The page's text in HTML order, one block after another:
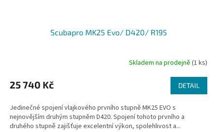
Scubapro MK25 Evo/ D420/ R195
Skladem na prodejně (1 ks)
25 740 Kč DETAIL
Jedinečné spojení vlajkového prvního stupně MK25 EVO s
nejnovějším druhým stupněm D420. Spojení tohoto prvního a
druhého stupně zajišťuje excelentní výkon, spolehlivost a...